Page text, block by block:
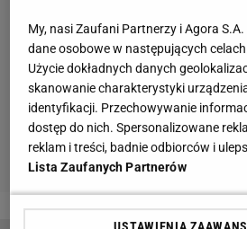
My, nasi Zaufani Partnerzy i Agora
dane osobowe w następujących
Użycie dokładnych danych
skanowanie charakterystyki
identyfikacji. Przechowywanie
dostęp do nich. Spersonalizowane
reklam i treści, badnie odbiorców i
Lista Zaufanych Partnerów